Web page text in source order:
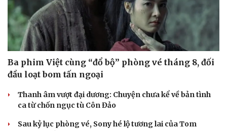
Ba phim Việt cùng “đổ bộ” phòng vé tháng 8, đối
đầu loạt bom tấn ngoại
Thanh âm vượt đại dương: Chuyện chưa kể về bản tình
ca từ chốn ngục tù Côn Đảo
Sau kỷ lục phòng vé, Sony hé lộ tương lai của Tom